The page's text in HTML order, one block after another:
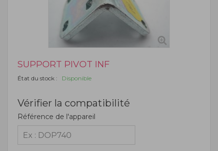
SUPPORT PIVOT INF
État du stock : Disponible
Vérifier la compatibilité
Référence de l'appareil